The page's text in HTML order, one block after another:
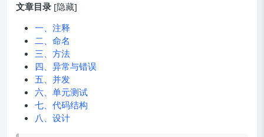
文章目录 [隐藏]
一、注释
二、命名
三、方法
四、异常与错误
五、并发
六、单元测试
七、代码结构
八、设计